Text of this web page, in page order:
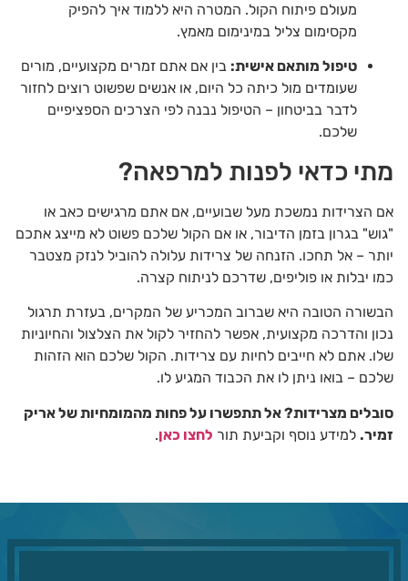
מעולם פיתוח הקול. המטרה היא ללמוד איך להפיק
מקסימום צליל במינימום מאמץ.
טיפול מותאם אישית: בין אם אתם זמרים מקצועיים, מורים
שעומדים מול כיתה כל היום, או אנשים שפשוט רוצים לחזור
לדבר בביטחון – הטיפול נבנה לפי הצרכים הספציפיים
שלכם.
מתי כדאי לפנות למרפאה?
אם הצרידות נמשכת מעל שבועיים, אם אתם מרגישים כאב או
"גוש" בגרון בזמן הדיבור, או אם הקול שלכם פשוט לא מייצג אתכם
יותר – אל תחכו. הזנחה של צרידות עלולה להוביל לנזק מצטבר
כמו יבלות או פוליפים, שדרכם לניתוח קצרה.
הבשורה הטובה היא שברוב המכריע של המקרים, בעזרת תרגול
נכון והדרכה מקצועית, אפשר להחזיר לקול את הצלצול והחיוניות
שלו. אתם לא חייבים לחיות עם צרידות. הקול שלכם הוא הזהות
שלכם – בואו ניתן לו את הכבוד המגיע לו.
סובלים מצרידות? אל תתפשרו על פחות מהמומחיות של אריק
זמיר. למידע נוסף וקביעת תור לחצו כאן.